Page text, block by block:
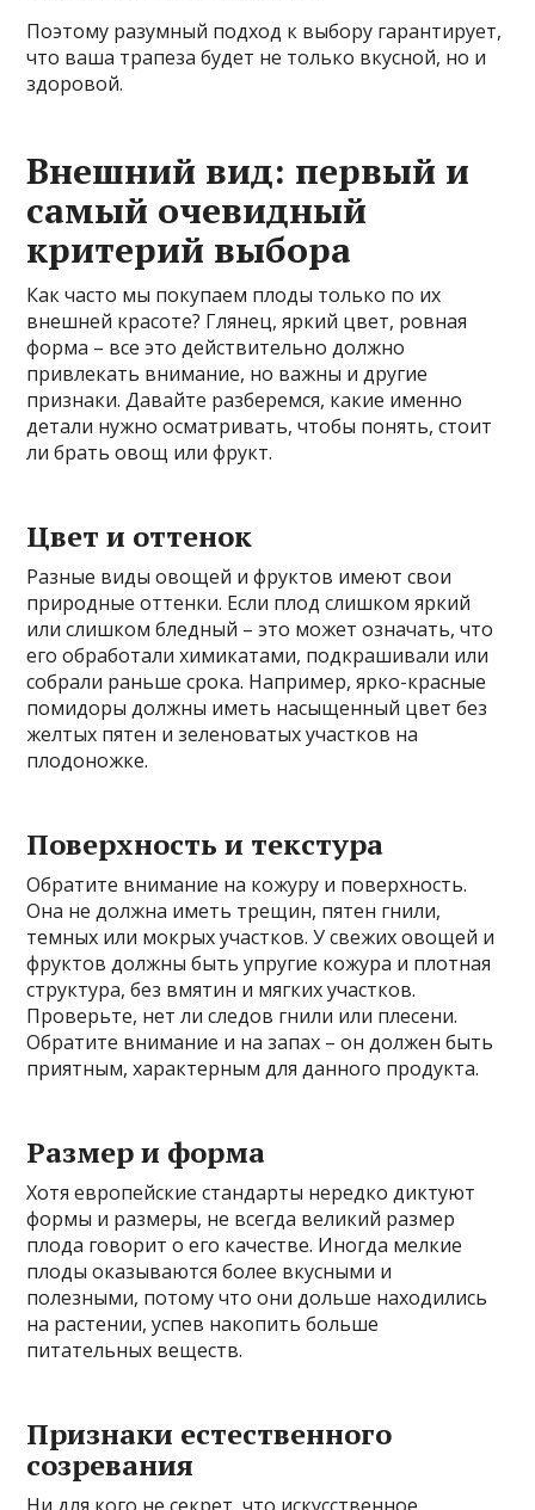
Поэтому разумный подход к выбору гарантирует,
что ваша трапеза будет не только вкусной, но и
здоровой.
Внешний вид: первый и
самый очевидный
критерий выбора
Как часто мы покупаем плоды только по их
внешней красоте? Глянец, яркий цвет, ровная
форма – все это действительно должно
привлекать внимание, но важны и другие
признаки. Давайте разберемся, какие именно
детали нужно осматривать, чтобы понять, стоит
ли брать овощ или фрукт.
Цвет и оттенок
Разные виды овощей и фруктов имеют свои
природные оттенки. Если плод слишком яркий
или слишком бледный – это может означать, что
его обработали химикатами, подкрашивали или
собрали раньше срока. Например, ярко-красные
помидоры должны иметь насыщенный цвет без
желтых пятен и зеленоватых участков на
плодоножке.
Поверхность и текстура
Обратите внимание на кожуру и поверхность.
Она не должна иметь трещин, пятен гнили,
темных или мокрых участков. У свежих овощей и
фруктов должны быть упругие кожура и плотная
структура, без вмятин и мягких участков.
Проверьте, нет ли следов гнили или плесени.
Обратите внимание и на запах – он должен быть
приятным, характерным для данного продукта.
Размер и форма
Хотя европейские стандарты нередко диктуют
формы и размеры, не всегда великий размер
плода говорит о его качестве. Иногда мелкие
плоды оказываются более вкусными и
полезными, потому что они дольше находились
на растении, успев накопить больше
питательных веществ.
Признаки естественного
созревания
Ни для кого не секрет, что искусственное